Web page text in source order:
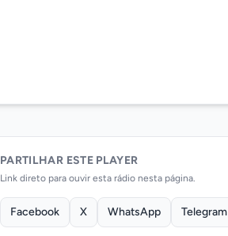
PARTILHAR ESTE PLAYER
Link direto para ouvir esta rádio nesta página.
Facebook X WhatsApp Telegram